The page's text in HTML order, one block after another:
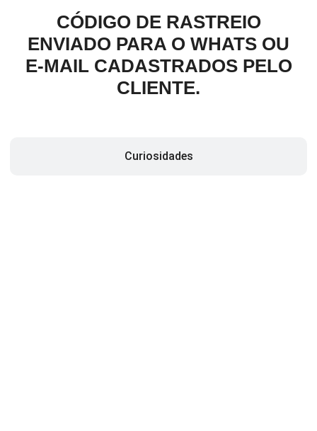
Curiosidades
CÓDIGO DE RASTREIO
ENVIADO PARA O WHATS OU
E-MAIL CADASTRADOS PELO
CLIENTE.